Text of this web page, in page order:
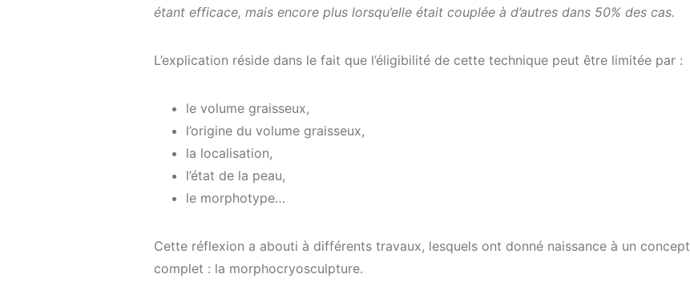
étant efficace, mais encore plus lorsqu’elle était couplée à d’autres dans 50% des cas.
L’explication réside dans le fait que l’éligibilité de cette technique peut être limitée par :
le volume graisseux,
l’origine du volume graisseux,
la localisation,
l’état de la peau,
le morphotype…
Cette réflexion a abouti à différents travaux, lesquels ont donné naissance à un concept
complet : la morphocryosculpture.